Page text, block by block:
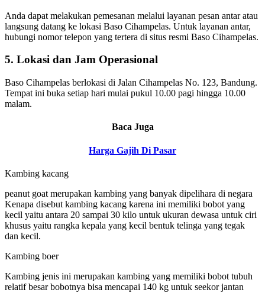
Anda dapat melakukan pemesanan melalui layanan pesan antar atau
langsung datang ke lokasi Baso Cihampelas. Untuk layanan antar,
hubungi nomor telepon yang tertera di situs resmi Baso Cihampelas.
5. Lokasi dan Jam Operasional
Baso Cihampelas berlokasi di Jalan Cihampelas No. 123, Bandung.
Tempat ini buka setiap hari mulai pukul 10.00 pagi hingga 10.00
malam.
Baca Juga
Harga Gajih Di Pasar
Kambing kacang
peanut goat merupakan kambing yang banyak dipelihara di negara
Kenapa disebut kambing kacang karena ini memiliki bobot yang
kecil yaitu antara 20 sampai 30 kilo untuk ukuran dewasa untuk ciri
khusus yaitu rangka kepala yang kecil bentuk telinga yang tegak
dan kecil.
Kambing boer
Kambing jenis ini merupakan kambing yang memiliki bobot tubuh
relatif besar bobotnya bisa mencapai 140 kg untuk seekor jantan